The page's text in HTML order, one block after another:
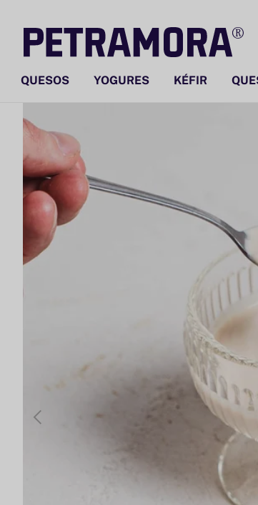
al contenido
QUESOS YOGURES KÉFIR